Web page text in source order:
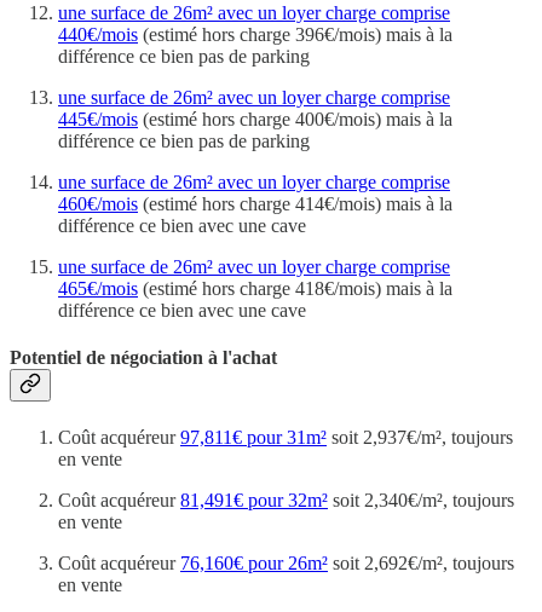
une surface de 26m² avec un loyer charge comprise
440€/mois (estimé hors charge 396€/mois) mais à la
différence ce bien pas de parking
une surface de 26m² avec un loyer charge comprise
445€/mois (estimé hors charge 400€/mois) mais à la
différence ce bien pas de parking
une surface de 26m² avec un loyer charge comprise
460€/mois (estimé hors charge 414€/mois) mais à la
différence ce bien avec une cave
une surface de 26m² avec un loyer charge comprise
465€/mois (estimé hors charge 418€/mois) mais à la
différence ce bien avec une cave
Potentiel de négociation à l'achat
Coût acquéreur97,811€ pour 31m² soit 2,937€/m², toujours
en vente
Coût acquéreur81,491€ pour 32m² soit 2,340€/m², toujours
en vente
Coût acquéreur 76,160€ pour 26m² soit 2,692€/m², toujours
en vente